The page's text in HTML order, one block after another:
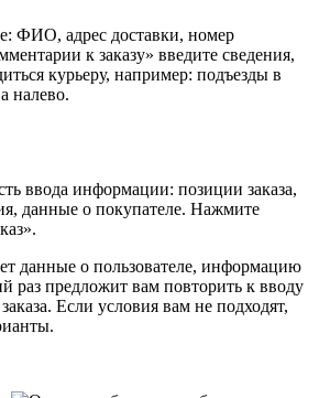
ФИО, адрес доставки, номер
к заказу» введите сведения,
курьеру, например: подъезды в
налево.
ввода информации: позиции заказа,
данные о покупателе. Нажмите
данные о пользователе, информацию
раз предложит вам повторить к вводу
Если условия вам не подходят,